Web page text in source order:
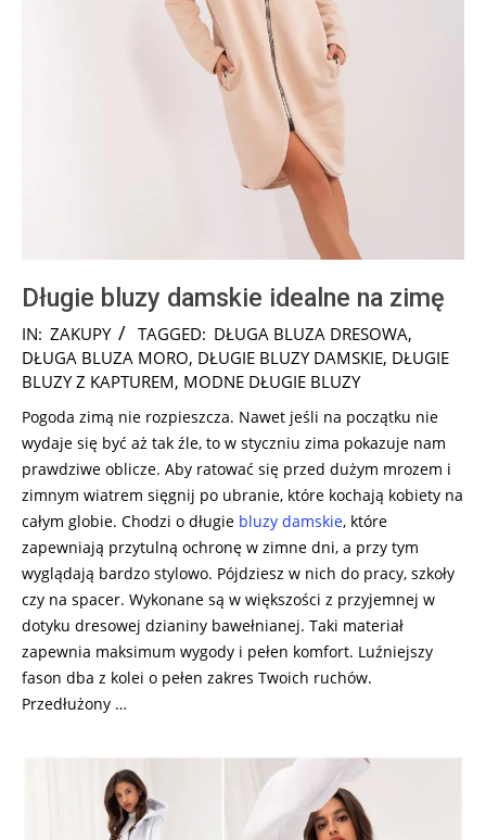
Długie bluzy damskie idealne na zimę
2025-
10-
16
IN: ZAKUPY TAGGED: DŁUGA BLUZA DRESOWA,
DŁUGA BLUZA MORO, DŁUGIE BLUZY DAMSKIE, DŁUGIE
BLUZY Z KAPTUREM, MODNE DŁUGIE BLUZY
Pogoda zimą nie rozpieszcza. Nawet jeśli na początku nie
wydaje się być aż tak źle, to w styczniu zima pokazuje nam
prawdziwe oblicze. Aby ratować się przed dużym mrozem i
zimnym wiatrem sięgnij po ubranie, które kochają kobiety na
całym globie. Chodzi o długie bluzy damskie, które
zapewniają przytulną ochronę w zimne dni, a przy tym
wyglądają bardzo stylowo. Pójdziesz w nich do pracy, szkoły
czy na spacer. Wykonane są w większości z przyjemnej w
dotyku dresowej dzianiny bawełnianej. Taki materiał
zapewnia maksimum wygody i pełen komfort. Luźniejszy
fason dba z kolei o pełen zakres Twoich ruchów.
Przedłużony …